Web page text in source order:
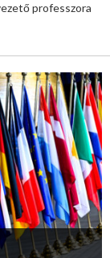
professzora